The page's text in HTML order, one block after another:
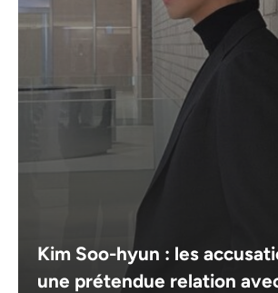
Kim Soo-hyun : les
une prétendue relation